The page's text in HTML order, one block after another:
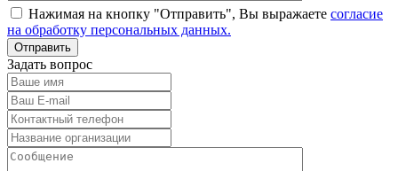
Нажимая на кнопку "Отправить", Вы выражаете согласие
на обработку персональных данных.
Задать вопрос